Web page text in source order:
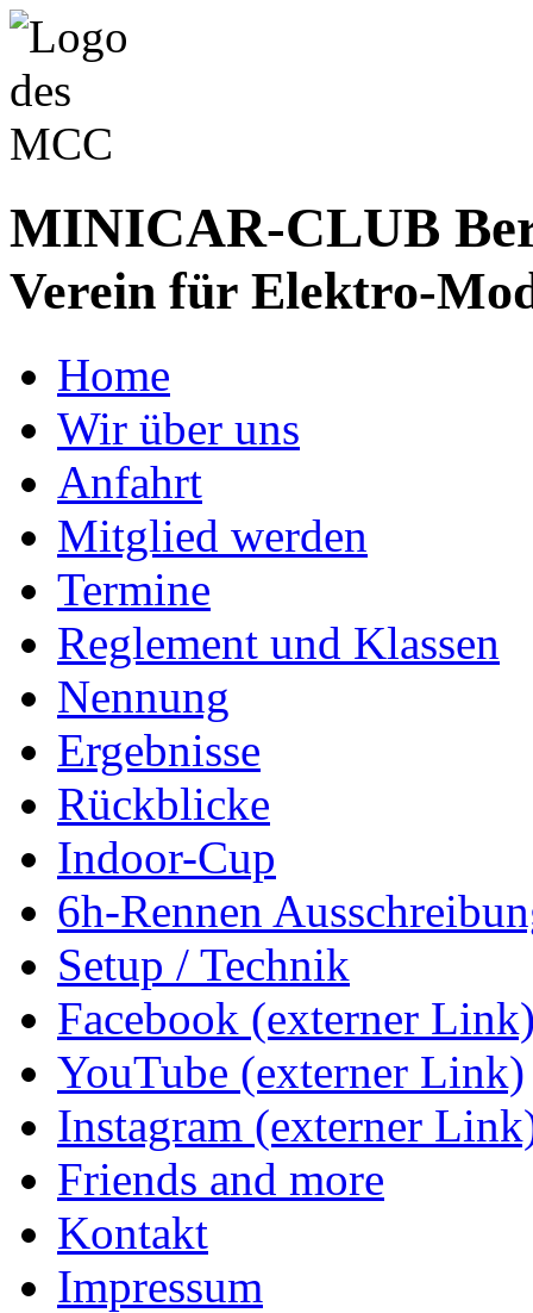
MINICAR-CLUB
Verein für Elektro-
Home
Wir über uns
Anfahrt
Mitglied werden
Termine
Reglement und Klassen
Nennung
Ergebnisse
Rückblicke
Indoor-Cup
6h-Rennen
Setup / Technik
Facebook (externer
YouTube (externer Link)
Instagram (externer
Friends and more
Kontakt
Impressum